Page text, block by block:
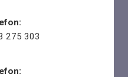
275 303